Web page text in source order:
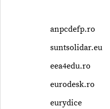
anpcdefp.ro
suntsolidar.eu
eea4edu.ro
eurodesk.ro
eurydice